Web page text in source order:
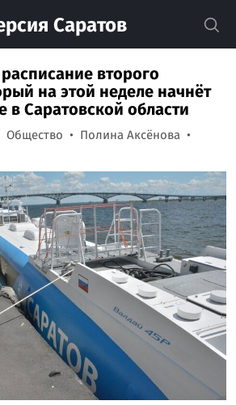
Саратов
второго
на этой неделе начнёт
в Саратовской области
Общество
Полина Аксёнова